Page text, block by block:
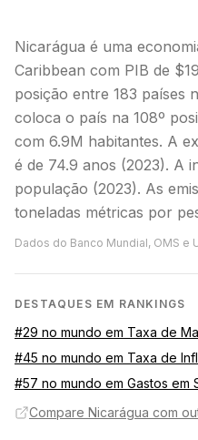
Nicarágua é uma
Caribbean com PIB de
posição entre 183 países
coloca o país na 108º
com 6.9M habitantes. A
é de 74.9 anos (2023). A
população (2023). As
toneladas métricas por
Dados do Banco Mundial, OMS e
DESTAQUES EM RANKINGS
#29 no mundo em Taxa de
#45 no mundo em Taxa de
#57 no mundo em Gastos em
Compare Nicarágua com